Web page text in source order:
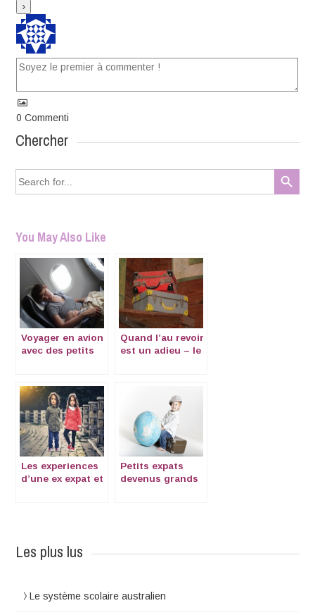
0 Commenti
Chercher
Search
for:
Search Button
You May Also Like
Voyager en avion
avec des petits
Quand l’au revoir
est un adieu – le
Les experiences
d’une ex expat et
Petits expats
devenus grands
Les plus lus
Le système scolaire australien